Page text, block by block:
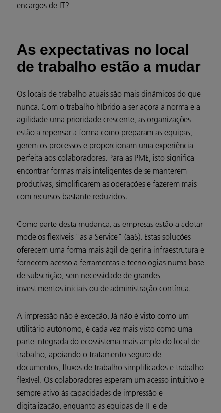
encargos de IT?
As expectativas no local
de trabalho estão a mudar
Os locais de trabalho atuais são mais dinâmicos do que
nunca. Com o trabalho híbrido a ser agora a norma e a
agilidade uma prioridade crescente, as organizações
estão a repensar a forma como preparam as equipas,
gerem os processos e proporcionam uma experiência
perfeita aos colaboradores. Para as PME, isto significa
encontrar formas mais inteligentes de se manterem
produtivas, simplificarem as operações e fazerem mais
com recursos bastante reduzidos.
Como parte desta mudança, as empresas estão a adotar
modelos flexíveis "as a Service" (aaS). Estas soluções
oferecem uma forma mais ágil de gerir a infraestrutura e
fornecem acesso a ferramentas e tecnologias numa base
de subscrição, sem necessidade de grandes
investimentos iniciais ou de administração contínua.
A impressão não é exceção. Já não é visto como um
utilitário autónomo, é cada vez mais visto como uma
parte integrada do ecossistema mais amplo do local de
trabalho, apoiando o tratamento seguro de
documentos, fluxos de trabalho simplificados e trabalho
flexível. Os colaboradores esperam um acesso intuitivo e
sempre ativo às capacidades de impressão e
digitalização, enquanto as equipas de IT e de